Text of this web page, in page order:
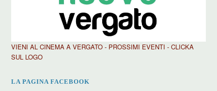
VIENI AL CINEMA A VERGATO - PROSSIMI EVENTI - CLICKA
SUL LOGO
LA PAGINA FACEBOOK